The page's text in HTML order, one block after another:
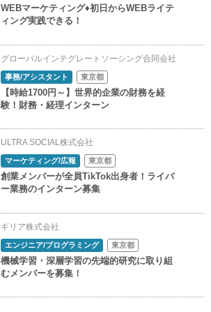
WEBマーケティング♦初日からWEBライテ
ィング実践できる！
グローバルインテグレートソーシング合同会社
事務/アシスタント 東京都
【時給1700円～】世界的企業の財務を経
験！財務・経理インターン
ULTRA SOCIAL株式会社
マーケティング/広報 東京都
創業メンバーが全員TikTok出身者！ライバ
ー業務のインターン募集
ギリア株式会社
エンジニア/プログラミング 東京都
機械学習・深層学習の先端的研究に取り組
むメンバーを募集！